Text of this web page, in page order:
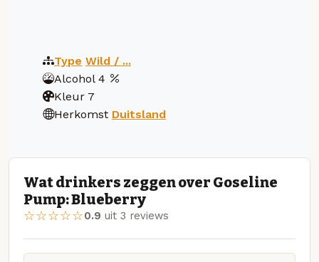
Type Wild / ...
Alcohol 4
Kleur 7
Herkomst Duitsland
Wat drinkers zeggen over Goseline
Pump: Blueberry
☆☆☆☆☆0.9 uit 3 reviews